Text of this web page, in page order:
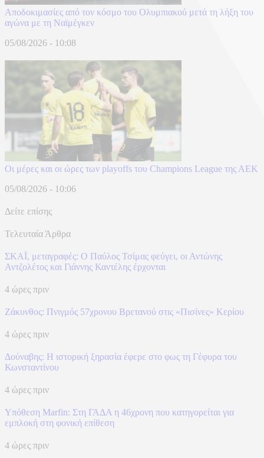
Αποδοκιμασίες από τον κόσμο του Ολυμπιακού μετά τη λήξη του
αγώνα με τη Ναϊμέγκεν
05/08/2026 - 10:08
Οι μέρες και οι ώρες των playoffs του Champions League της ΑΕΚ
05/08/2026 - 10:06
Δείτε επίσης
Τελευταία Άρθρα
ΣΚΑΪ, μεταγραφές: Ο Παύλος Τσίμας φεύγει, οι Αντώνης
Αντζολέτος και Γιάννης Καντέλης έρχονται
4 ώρες πριν
Ζάκυνθος: Πνιγμός 57χρονου Βρετανού στις «Πισίνες» Κερίου
4 ώρες πριν
Δούναβης: Η ιστορική ξηρασία έφερε στο φως τη Γέφυρα του
Κωνσταντίνου
4 ώρες πριν
Υπόθεση Marfin: Στη ΓΑΔΑ η 46χρονη που κατηγορείται για
εμπλοκή στη φονική επίθεση
4 ώρες πριν